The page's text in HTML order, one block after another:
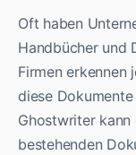
Oft haben
Handbücher und
Firmen erkennen
diese
Ghostwriter
bestehenden